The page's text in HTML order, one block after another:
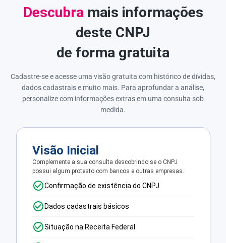
Descubra mais informações
deste CNPJ
de forma gratuita
Cadastre-se e acesse uma visão gratuita com histórico de dívidas,
dados cadastrais e muito mais. Para aprofundar a análise,
personalize com informações extras em uma consulta sob
medida.
Visão Inicial
Complemente a sua consulta descobrindo se o CNPJ
possui algum protesto com bancos e outras empresas.
Confirmação de existência do CNPJ
Dados cadastrais básicos
Situação na Receita Federal